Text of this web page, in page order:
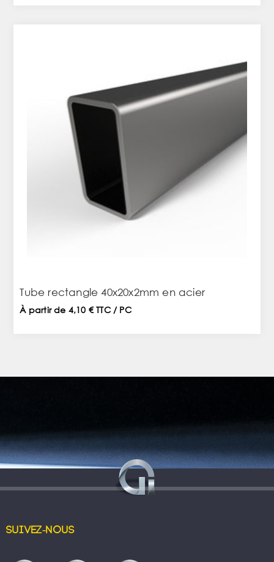
Tube rectangle 40x20x2mm en acier
À partir de 4,10 € TTC / PC
Suivez-nous